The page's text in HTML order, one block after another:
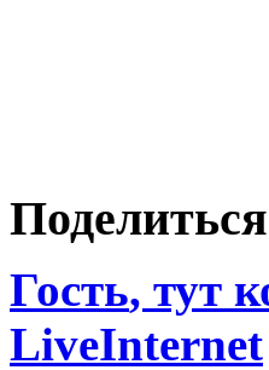
Гость, тут
LiveInternet